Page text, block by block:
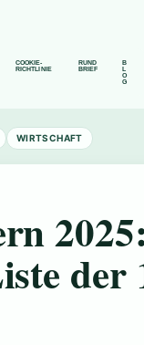
COOKIE-
RICHTLINIE
RUND
BRIEF
B
O
G
WIRTSCHAFT
der